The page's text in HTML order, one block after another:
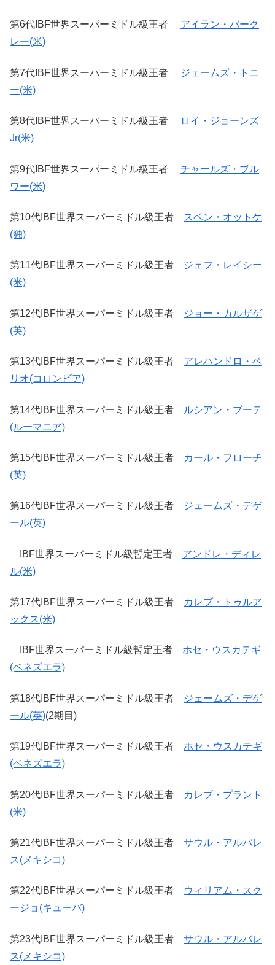
第6代IBF世界スーパーミドル級王者 アイラン・バーク
レー(米)
第7代IBF世界スーパーミドル級王者
ジェームズ・トニ
ー(米)
第8代IBF世界スーパーミドル級王者
ロイ・ジョーンズ
Jr(米)
第9代IBF世界スーパーミドル級王者 チャールズ・ブル
ワー(米)
第10代IBF世界スーパーミドル級王者
スベン・オットケ
(独)
第11代IBF世界スーパーミドル級王者
ジェフ・レイシー
(米)
第12代IBF世界スーパーミドル級王者
ジョー・カルザゲ
(英)
第13代IBF世界スーパーミドル級王者 アレハンドロ・ベ
リオ(コロンビア)
第14代IBF世界スーパーミドル級王者
ルシアン・ブーテ
(ルーマニア)
第15代IBF世界スーパーミドル級王者
カール・フローチ
(英)
第16代IBF世界スーパーミドル級王者
ジェームズ・デゲ
ール(英)
IBF世界スーパーミドル級暫定王者 アンドレ・ディレ
ル(米)
第17代IBF世界スーパーミドル級王者
カレブ・トゥルア
ックス(米)
IBF世界スーパーミドル級暫定王者 ホセ・ウスカテギ
(ベネズエラ)
第18代IBF世界スーパーミドル級王者
ジェームズ・デゲ
ール(英)(2期目)
第19代IBF世界スーパーミドル級王者 ホセ・ウスカテギ
(ベネズエラ)
第20代IBF世界スーパーミドル級王者
カレブ・プラント
(米)
第21代IBF世界スーパーミドル級王者 サウル・アルバレ
ス(メキシコ)
第22代IBF世界スーパーミドル級王者
ウィリアム・スク
ージョ(キューバ)
第23代IBF世界スーパーミドル級王者 サウル・アルバレ
ス(メキシコ)